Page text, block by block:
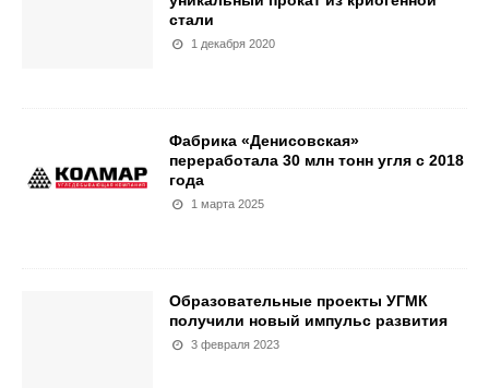
стали
1 декабря 2020
Фабрика «Денисовская»
переработала 30 млн тонн угля с 2018
года
1 марта 2025
Образовательные проекты УГМК
получили новый импульс развития
3 февраля 2023